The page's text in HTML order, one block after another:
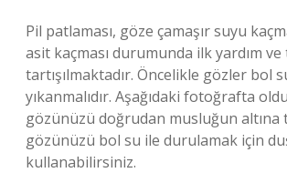
Pil patlaması, göze çamaşır suyu
asit kaçması durumunda ilk yardım ve
tartışılmaktadır. Öncelikle gözler bol
yıkanmalıdır. Aşağıdaki fotoğrafta
gözünüzü doğrudan musluğun altına
gözünüzü bol su ile durulamak için
kullanabilirsiniz.